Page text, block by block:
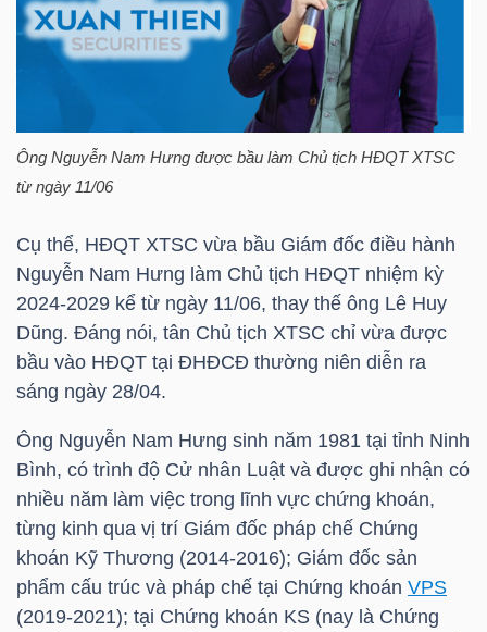
Ông Nguyễn Nam Hưng được bầu làm Chủ tịch HĐQT XTSC
từ ngày 11/06
Cụ thể, HĐQT XTSC vừa bầu Giám đốc điều hành
Nguyễn Nam Hưng làm Chủ tịch HĐQT nhiệm kỳ
2024-2029 kể từ ngày 11/06, thay thế ông Lê Huy
Dũng. Đáng nói, tân Chủ tịch XTSC chỉ vừa được
bầu vào HĐQT tại ĐHĐCĐ thường niên diễn ra
sáng ngày 28/04.
Ông Nguyễn Nam Hưng sinh năm 1981 tại tỉnh Ninh
Bình, có trình độ Cử nhân Luật và được ghi nhận có
nhiều năm làm việc trong lĩnh vực chứng khoán,
từng kinh qua vị trí Giám đốc pháp chế Chứng
khoán Kỹ Thương (2014-2016); Giám đốc sản
phẩm cấu trúc và pháp chế tại Chứng khoán VPS
(2019-2021); tại Chứng khoán KS (nay là Chứng
TÀI
CHÍNH
KINH
TẾ
GIỚI
ĐÔNG
DƯƠNG